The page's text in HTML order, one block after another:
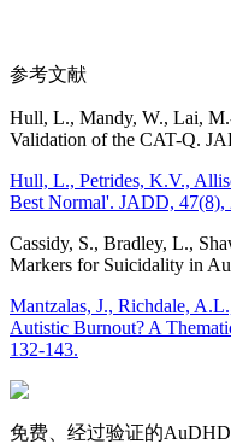
参考文献
Hull, L., Mandy, W., Lai,
Validation of the CAT-Q.
Hull, L., Petrides, K.V.,
Best Normal'. JADD, 47(8),
Cassidy, S., Bradley, L.,
Markers for Suicidality in
Mantzalas, J., Richdale,
Autistic Burnout? A
132-143.
免费、经过验证的